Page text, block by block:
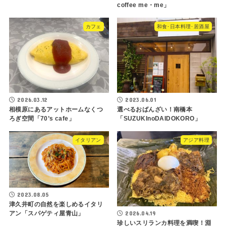
coffee me・me」
カフェ
2026.03.12
相模原にあるアットホームなくつ
ろぎ空間「70’s cafe」
和食･日本料理･居酒屋
2023.06.01
選べるおばんざい！南橋本
「SUZUKInoDAIDOKORO」
イタリアン
2023.08.05
津久井町の自然を楽しめるイタリ
アン「スパゲティ屋青山」
アジア料理
2026.04.19
珍しいスリランカ料理を満喫！淵